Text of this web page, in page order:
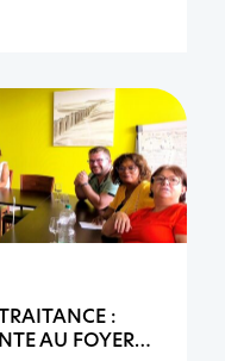
:
AU FOYER